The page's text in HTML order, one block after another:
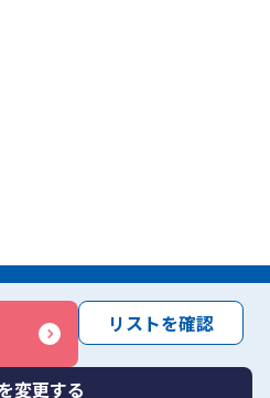
リストを確認
変更する
免責事項 サービス利用規約
対する基本方針 お問い合わせ
Ltd. All rights reserved.